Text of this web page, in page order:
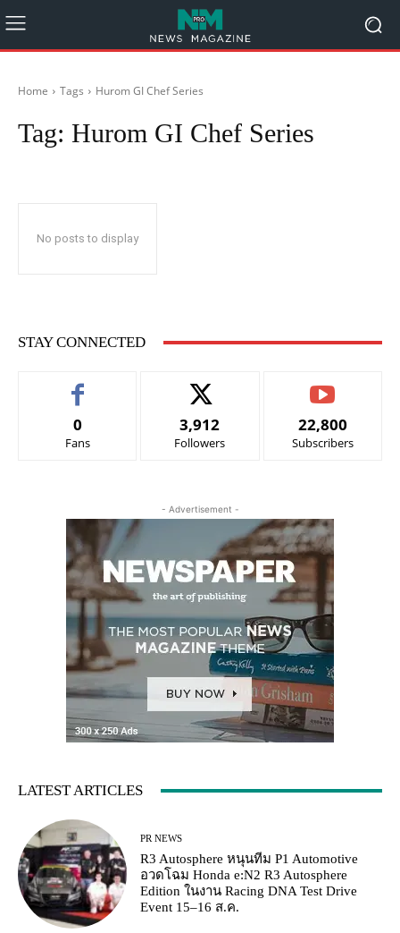
Home Tags Hurom GI Chef Series
Tag: Hurom GI Chef Series
No posts to display
STAY CONNECTED
0
Fans
3,912
Followers
22,800
Subscribers
- Advertisement -
LATEST ARTICLES
PR NEWS
R3 Autosphere หนุนทีม P1 Automotive
อวดโฉม Honda e:N2 R3 Autosphere
Edition ในงาน Racing DNA Test Drive
Event 15–16 ส.ค.